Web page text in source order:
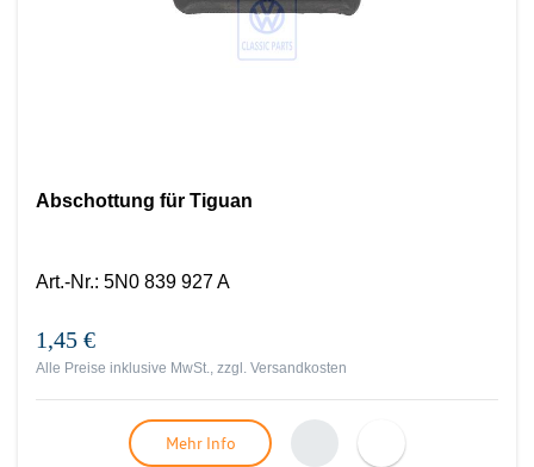
Abschottung für Tiguan
Art.-Nr.: 5N0 839 927 A
1,45 €
Alle Preise inklusive MwSt., zzgl. Versandkosten
Mehr Info